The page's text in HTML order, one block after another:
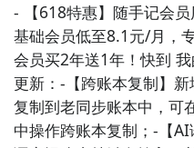
- 【618特惠】随手记会
基础会员低至8.1元/月，
会员买2年送1年！快到
更新：-【跨账本复制】
复制到老同步账本中，可
中操作跨账本复制；-【